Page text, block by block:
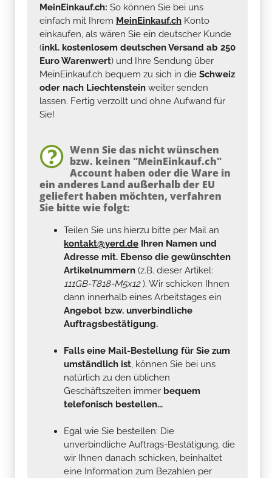
MeinEinkauf.ch: So können Sie bei uns
einfach mit Ihrem MeinEinkauf.ch Konto
einkaufen, als wären Sie ein deutscher Kunde
(inkl. kostenlosem deutschen Versand ab 250
Euro Warenwert) und Ihre Sendung über
MeinEinkauf.ch bequem zu sich in die Schweiz
oder nach Liechtenstein weiter senden
lassen. Fertig verzollt und ohne Aufwand für
Sie!
Wenn Sie das nicht wünschen
bzw. keinen "MeinEinkauf.ch"
Account haben oder die Ware in
ein anderes Land außerhalb der EU
geliefert haben möchten, verfahren
Sie bitte wie folgt:
Teilen Sie uns hierzu bitte per Mail an
kontakt@yerd.de Ihren Namen und
Adresse mit. Ebenso die gewünschten
Artikelnummern (z.B. dieser Artikel:
111GB-T818-M5x12). Wir schicken Ihnen
dann innerhalb eines Arbeitstages ein
Angebot bzw. unverbindliche
Auftragsbestätigung.
Falls eine Mail-Bestellung für Sie zum
umständlich ist, können Sie bei uns
natürlich zu den üblichen
Geschäftszeiten immer bequem
telefonisch bestellen...
Egal wie Sie bestellen: Die
unverbindliche Auftrags-Bestätigung, die
wir Ihnen danach schicken, beinhaltet
eine Information zum Bezahlen per